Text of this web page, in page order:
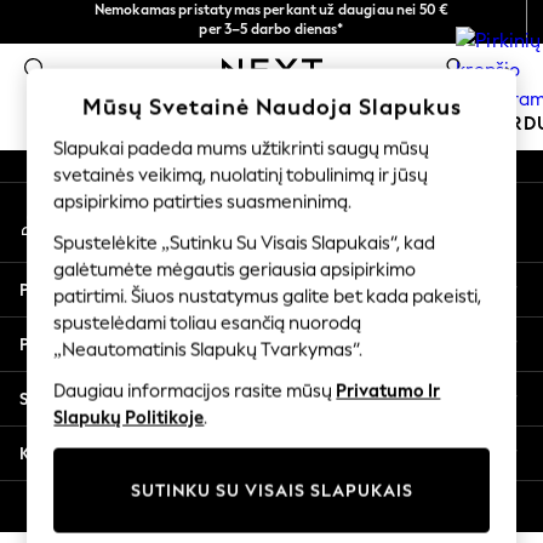
Nemokamas pristatymas perkant už daugiau nei 50 €
per 3–5 darbo dienas*
Dabar galite apsipirkti lietuvių kalba!
atsiskaitymas naudojantis „Mokėjimas per banką“
0
MOKYKLINĖ APRANGA ŠVENTINĖ
SCHOOLWEAR
All Boys Schoolwear
Shoes
Trousers
Shorts
Shirts
Polo Shirts
Sweatshirts & Jumpers
Coats & Jackets
Underwear
Multipacks
All Boys Sport & Swimwear
An error occurred on client
Mūsų socialiniai tinklai
Mano paskyra
Prisijunkite prie savo paskyros
Pagalba
Privatumas ir teisinė informacija
Skyriai
Kitos paslaugos
Mūsų Svetainė Naudoja Slapukus
Slapukai padeda mums užtikrinti saugų mūsų
svetainės veikimą, nuolatinį tobulinimą ir jūsų
apsipirkimo patirties suasmeninimą.
Spustelėkite „Sutinku Su Visais Slapukais“, kad
galėtumėte mėgautis geriausia apsipirkimo
patirtimi. Šiuos nustatymus galite bet kada pakeisti,
spustelėdami toliau esančią nuorodą
„Neautomatinis Slapukų Tvarkymas“.
Daugiau informacijos rasite mūsų Privatumo Ir
Slapukų Politikoje.
SUTINKU SU VISAIS SLAPUKAIS